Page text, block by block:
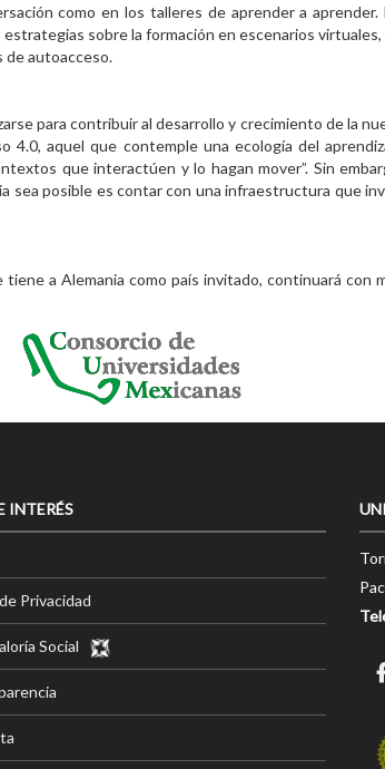
como en los talleres de aprender a aprender.
sobre la formación en escenarios virtuales,
de autoacceso.
para contribuir al desarrollo y crecimiento de la
aquel que contemple una ecología del
que interactúen y lo hagan mover”. Sin
sea posible es contar con una infraestructura que
a Alemania como país invitado, continuará con
INTERÉS
Privacidad
Social